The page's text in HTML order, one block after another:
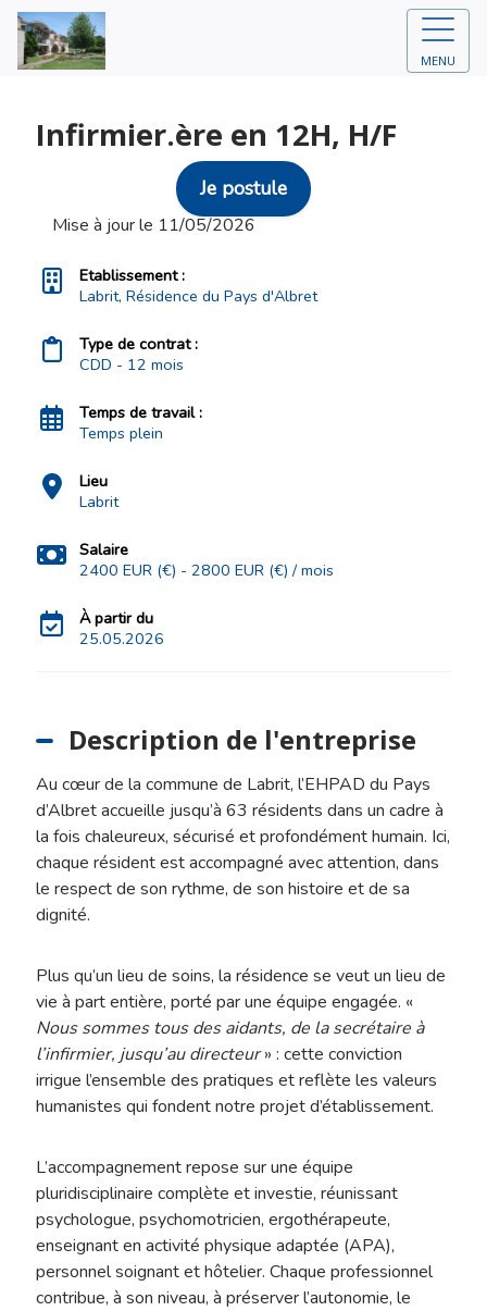
MENU
Infirmier.ère en 12H, H/F
Je postule
Mise à jour le 11/05/2026
Etablissement :
Labrit, Résidence du Pays d'Albret
Type de contrat :
CDD - 12 mois
Temps de travail :
Temps plein
Lieu
Labrit
Salaire
2400 EUR (€) - 2800 EUR (€) / mois
À partir du
25.05.2026
Description de l'entreprise
Au cœur de la commune de Labrit, l’EHPAD du Pays
d’Albret accueille jusqu’à 63 résidents dans un cadre à
la fois chaleureux, sécurisé et profondément humain. Ici,
chaque résident est accompagné avec attention, dans
le respect de son rythme, de son histoire et de sa
dignité.
Plus qu’un lieu de soins, la résidence se veut un lieu de
vie à part entière, porté par une équipe engagée. «
Nous sommes tous des aidants, de la secrétaire à
l’infirmier, jusqu’au directeur» : cette conviction
irrigue l’ensemble des pratiques et reflète les valeurs
humanistes qui fondent notre projet d’établissement.
L’accompagnement repose sur une équipe
pluridisciplinaire complète et investie, réunissant
psychologue, psychomotricien, ergothérapeute,
enseignant en activité physique adaptée (APA),
personnel soignant et hôtelier. Chaque professionnel
contribue, à son niveau, à préserver l’autonomie, le